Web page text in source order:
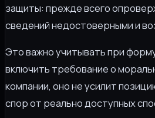
защиты: прежде всего
сведений недостоверными и
Это важно учитывать при
включить требование о
компании, оно не усилит
спор от реально доступных